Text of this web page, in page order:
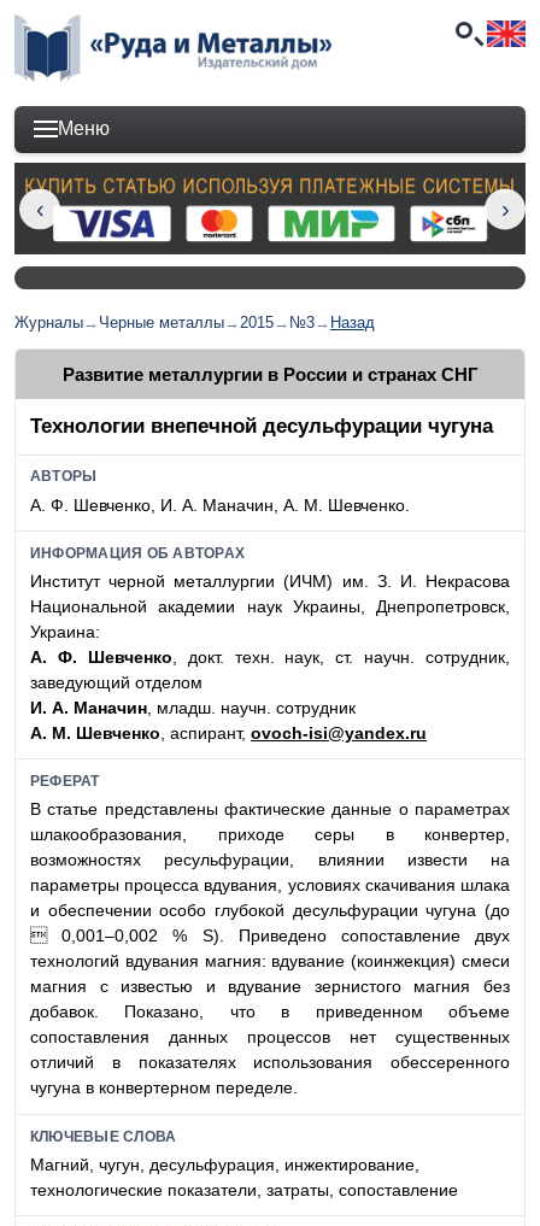
Меню
Журналы→ Черные металлы→2015→ №3→ Назад
Развитие металлургии в России и странах СНГ
Технологии внепечной десульфурации чугуна
АВТОРЫ
А. Ф. Шевченко, И. А. Маначин, А. М. Шевченко.
ИНФОРМАЦИЯ ОБ АВТОРАХ
Институт черной металлургии (ИЧМ) им. З. И. Некрасова
Национальной академии наук Украины, Днепропетровск,
Украина:
А. Ф. Шевченко , докт. техн. наук, ст. научн. сотрудник,
заведующий отделом
И. А. Маначин , младш. научн. сотрудник
А. М. Шевченко , аспирант, ovoch-isi@yandex.ru
РЕФЕРАТ
В статье представлены фактические данные о параметрах
шлакообразования, приходе серы в конвертер,
возможностях ресульфурации, влиянии извести на
параметры процесса вдувания, условиях скачивания шлака
и обеспечении особо глубокой десульфурации чугуна (до
 0,001–0,002 % S). Приведено сопоставление двух
технологий вдувания магния: вдувание (коинжекция) смеси
магния с известью и вдувание зернистого магния без
добавок. Показано, что в приведенном объеме
сопоставления данных процессов нет существенных
отличий в показателях использования обессеренного
чугуна в конвертерном переделе.
КЛЮЧЕВЫЕ СЛОВА
Магний, чугун, десульфурация, инжектирование,
технологические показатели, затраты, сопоставление